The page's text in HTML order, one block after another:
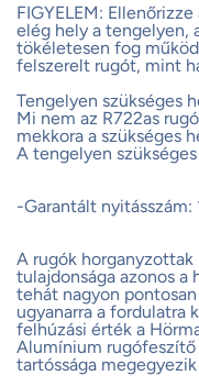
FIGYELEM:
elég hely a tengelyen,
tökéletesen fog
felszerelt rugót, mint
Tengelyen szükséges
Mi nem az R722as
mekkora a szükséges
A tengelyen
-Garantált nyitásszám:
A rugók
tulajdonsága azonos a
tehát nagyon
ugyanarra a fordulatra
felhúzási érték a
Alumínium
tartóssága